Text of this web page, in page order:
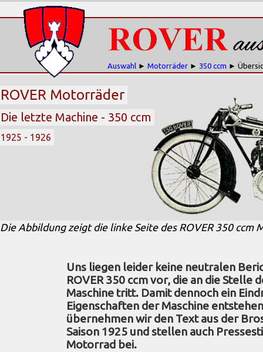
Auswahl ► Motorräder ► 350 ccm ►
ROVER Motorräder
Die letzte Machine - 350 ccm
1925 - 1926
Die Abbildung zeigt die linke Seite des ROVER 350 ccm
Uns liegen leider keine neutralen
ROVER 350 ccm vor, die an die Stelle
Maschine tritt. Damit dennoch ein
Eigenschaften der Maschine
übernehmen wir den Text aus der
Saison 1925 und stellen auch
Motorrad bei.